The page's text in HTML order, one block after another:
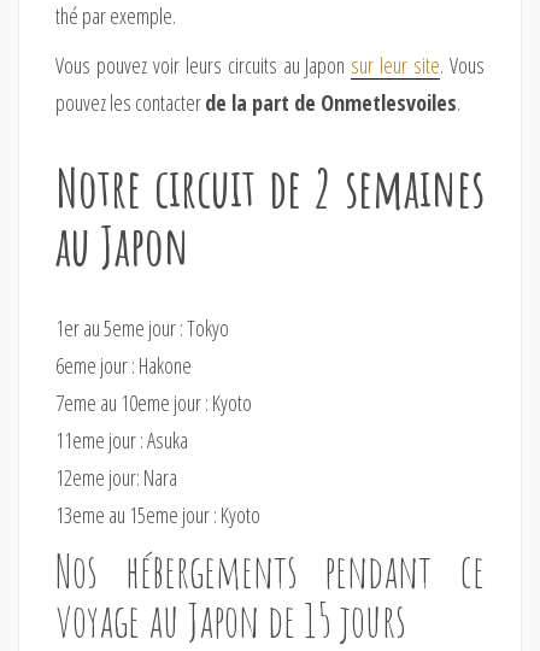
thé par exemple.
Vous pouvez voir leurs circuits au Japon sur leur site. Vous
pouvez les contacterde la part de Onmetlesvoiles.
Notre circuit de 2 semaines
au Japon
1er au 5eme jour : Tokyo
6eme jour : Hakone
7eme au 10eme jour : Kyoto
11eme jour : Asuka
12eme jour: Nara
13eme au 15eme jour : Kyoto
Nos hébergements pendant ce
voyage au Japon de 15 jours